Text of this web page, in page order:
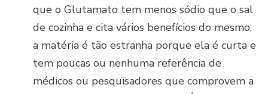
que o Glutamato tem menos sódio que o sal
de cozinha e cita vários benefícios do mesmo,
a matéria é tão estranha porque ela é curta e
tem poucas ou nenhuma referência de
médicos ou pesquisadores que comprovem a